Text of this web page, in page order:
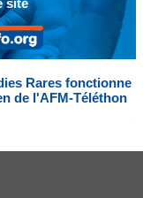
Rares fonctionne
de l'AFM-Téléthon